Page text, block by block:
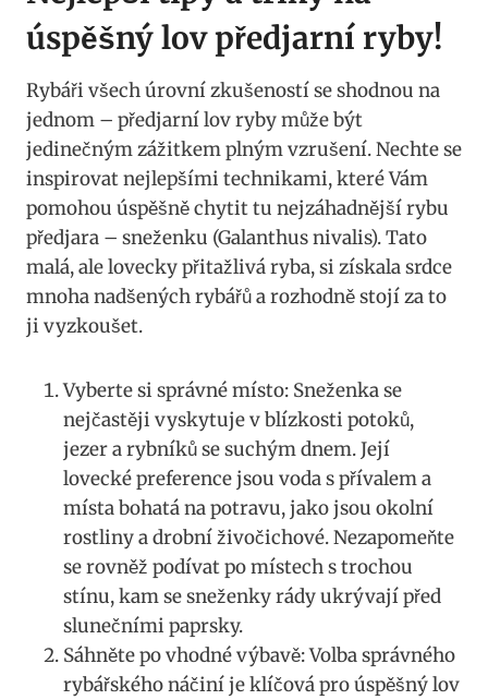
úspěšný lov předjarní ryby!
Rybáři všech úrovní zkušeností se ‌shodnou na
jednom – předjarní lov ryby může být
jedinečným zážitkem plným vzrušení.‌ Nechte​ se
inspirovat nejlepšími technikami, které Vám
pomohou úspěšně chytit tu nejzáhadnější rybu
předjara⁤ – sneženku (Galanthus nivalis). Tato ​
malá, ale lovecky přitažlivá ryba, si získala srdce
mnoha nadšených rybářů a⁣ rozhodně stojí ⁢za ⁣to
ji vyzkoušet.
Vyberte si správné místo: Sneženka se
nejčastěji vyskytuje v blízkosti potoků,
jezer a rybníků se suchým dnem. Její⁣
lovecké preference jsou voda‍ s ⁢přívalem a
místa ⁣bohatá na potravu,⁤ jako jsou okolní
rostliny a drobní živočichové. Nezapomeňte
se rovněž podívat po místech ⁢s trochou
stínu,‍ kam se sneženky rády ukrývají před
slunečními paprsky.
Sáhněte po vhodné⁣ výbavě: Volba správného
rybářského náčiní je⁣ klíčová pro úspěšný ​lov